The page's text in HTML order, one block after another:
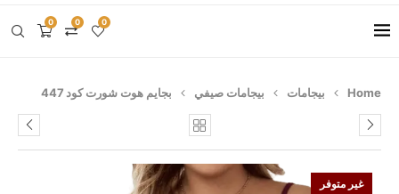
0 0 0
Home بيجامات بيجامات صيفي بجايم هوت شورت كود 447
غير متوفر